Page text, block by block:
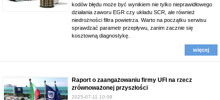
kodów błędu może być wynikiem nie tylko nieprawidłowego
działania zaworu EGR czy układu SCR, ale również
niedrożności filtra powietrza. Warto na początku serwisu
sprawdzać parametr przepływu, zanim zacznie się
kosztowną diagnostykę.
więcej
Raport o zaangażowaniu firmy UFI na rzecz
zrównoważonej przyszłości
2025-07-11 10:08